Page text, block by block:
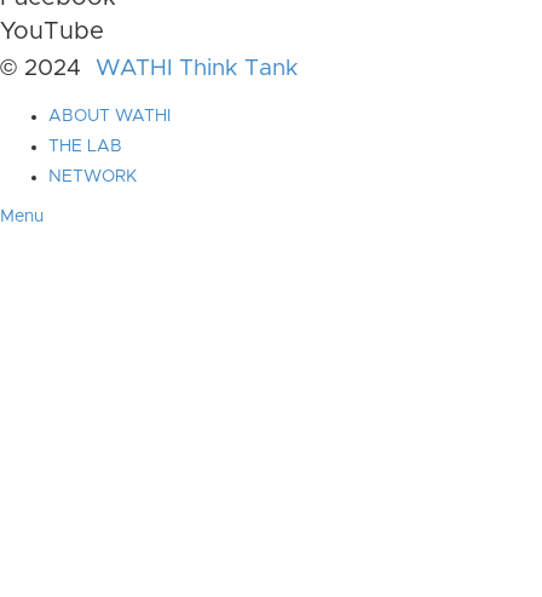
YouTube
© 2024 WATHI Think Tank
ABOUT WATHI
THE LAB
NETWORK
Menu